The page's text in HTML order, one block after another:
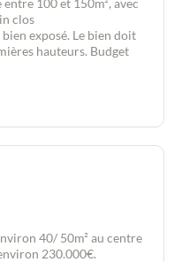
100 et 150m², avec
clos
exposé. Le bien doit
hauteurs. Budget
40/ 50m² au centre
230.000€.